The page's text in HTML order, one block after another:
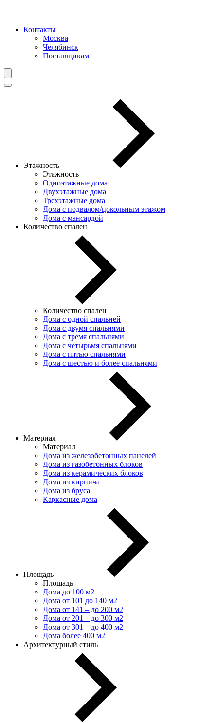
Контакты
Москва
Челябинск
Поставщикам
Этажность
Этажность
Одноэтажные дома
Двухэтажные дома
Трехэтажные дома
Дома с подвалом/цокольным этажом
Дома с мансардой
Количество спален
Количество спален
Дома с одной спальней
Дома с двумя спальнями
Дома с тремя спальнями
Дома с четырьмя спальнями
Дома с пятью спальнями
Дома с шестью и более спальнями
Материал
Материал
Дома из железобетонных панелей
Дома из газобетонных блоков
Дома из керамических блоков
Дома из кирпича
Дома из бруса
Каркасные дома
Площадь
Площадь
Дома до 100 м2
Дома от 101 до 140 м2
Дома от 141 – до 200 м2
Дома от 201 – до 300 м2
Дома от 301 – до 400 м2
Дома более 400 м2
Архитектурный стиль